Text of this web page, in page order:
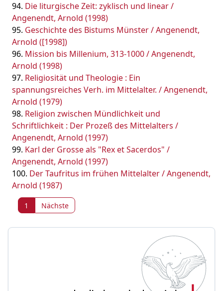
Die liturgische Zeit: zyklisch und linear /
Angenendt, Arnold (1998)
Geschichte des Bistums Münster / Angenendt,
Arnold ([1998])
Mission bis Millenium, 313-1000 / Angenendt,
Arnold (1998)
Religiosität und Theologie : Ein
spannungsreiches Verh. im Mittelalter. / Angenendt,
Arnold (1979)
Religion zwischen Mündlichkeit und
Schriftlichkeit : Der Prozeß des Mittelalters /
Angenendt, Arnold (1997)
Karl der Grosse als "Rex et Sacerdos" /
Angenendt, Arnold (1997)
Der Taufritus im frühen Mittelalter / Angenendt,
Arnold (1987)
1 Nächste